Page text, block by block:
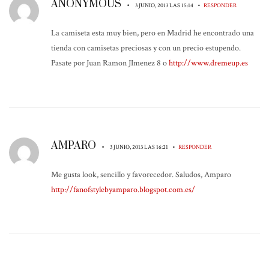
ANONYMOUS • 3 JUNIO, 2013 LAS 15:14 • RESPONDER
La camiseta esta muy bien, pero en Madrid he encontrado una
tienda con camisetas preciosas y con un precio estupendo.
Pasate por Juan Ramon JImenez 8 ohttp://www.dremeup.es
AMPARO • 3 JUNIO, 2013 LAS 16:21 • RESPONDER
Me gusta look, sencillo y favorecedor. Saludos, Amparo
http://fanofstylebyamparo.blogspot.com.es/